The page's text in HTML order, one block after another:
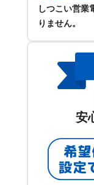
しつこい営業
りません。
安